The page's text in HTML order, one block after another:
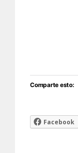
Comparte esto:
Facebook